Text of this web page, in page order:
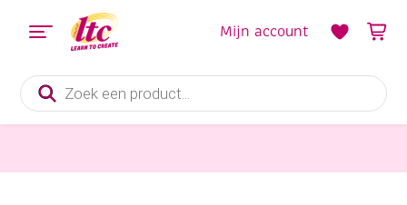
Producten
zoeken
Mijn account